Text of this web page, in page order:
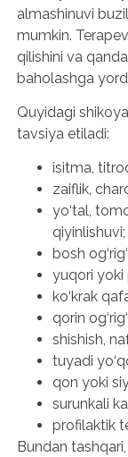
almashinuvi
mumkin.
qilishini va
baholashga
Quyidagi
tavsiya etiladi:
isitma,
zaiflik,
yo‘tal,
qiyinlishuvi;
bosh
yuqori yoki
ko‘krak
qorin
shishish,
tuyadi
qon yoki
surunkali
profilaktik
Bundan